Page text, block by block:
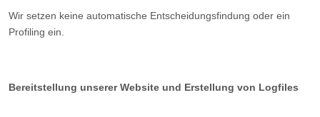
Wir setzen keine automatische Entscheidungsfindung oder ein
Profiling ein.
Bereitstellung unserer Website und Erstellung von Logfiles